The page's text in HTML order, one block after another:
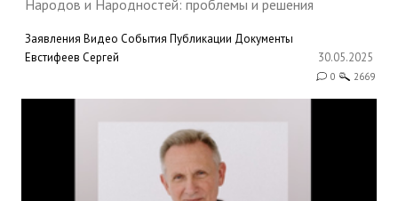
Народов и Народностей: проблемы и решения
Заявления Видео События Публикации Документы
Евстифеев Сергей
30.05.2025
0 2669